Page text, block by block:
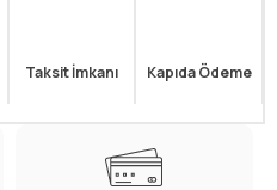
Taksit İmkanı Kapıda Ödeme